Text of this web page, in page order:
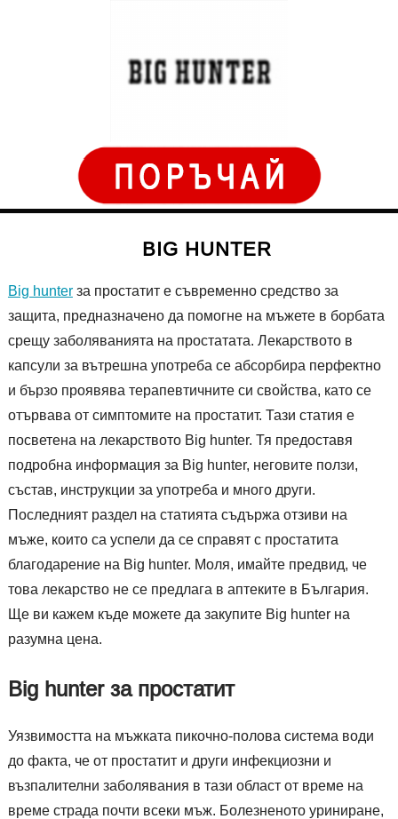
BIG HUNTER
Big hunterза простатит е съвременно средство за
защита, предназначено да помогне на мъжете в борбата
срещу заболяванията на простатата. Лекарството в
капсули за вътрешна употреба се абсорбира перфектно
и бързо проявява терапевтичните си свойства, като се
отървава от симптомите на простатит. Тази статия е
посветена на лекарството Big hunter. Тя предоставя
подробна информация за Big hunter, неговите ползи,
състав, инструкции за употреба и много други.
Последният раздел на статията съдържа отзиви на
мъже, които са успели да се справят с простатита
благодарение на Big hunter. Моля, имайте предвид, че
това лекарство не се предлага в аптеките в България.
Ще ви кажем къде можете да закупите Big hunter на
разумна цена.
Big hunter за простатит
Уязвимостта на мъжката пикочно-полова система води
до факта, че от простатит и други инфекциозни и
възпалителни заболявания в тази област от време на
време страда почти всеки мъж. Болезненото уриниране,